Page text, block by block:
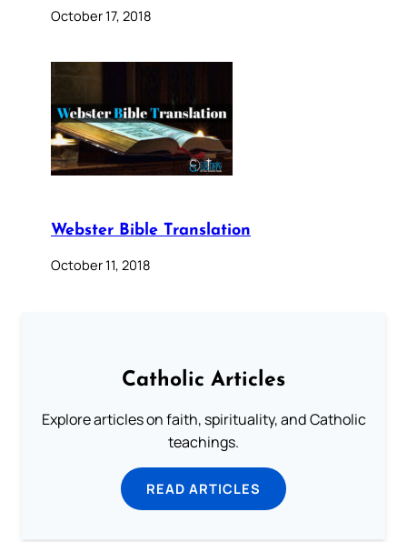
October 17, 2018
Webster Bible Translation
October 11, 2018
Catholic Articles
Explore articles on faith, spirituality, and Catholic
teachings.
READ ARTICLES